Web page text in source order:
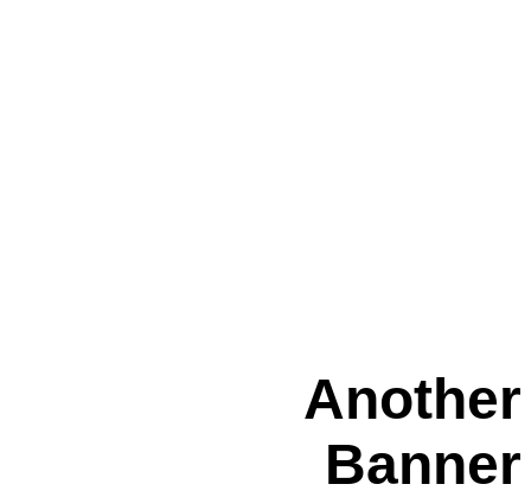
Another
Banner